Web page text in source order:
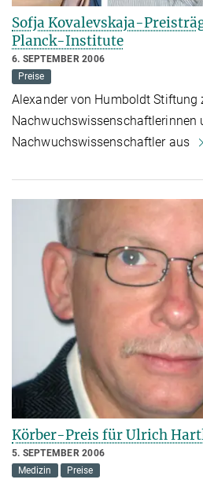
Sofja Kovalevskaja-
Planck-Institute
6. SEPTEMBER 2006
Preise
Alexander von Humboldt Stiftung
Nachwuchswissenschaftlerinnen
Nachwuchswissenschaftler aus
Körber-Preis für Ulrich
5. SEPTEMBER 2006
Medizin
Preise